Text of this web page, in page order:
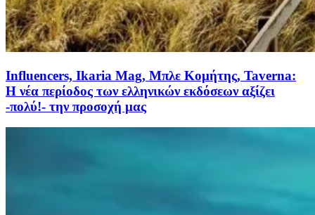
Influencers, Ikaria Mag, Μπλε Κομήτης, Taverna:
Η νέα περίοδος των ελληνικών εκδόσεων αξίζει
-πολύ!- την προσοχή μας